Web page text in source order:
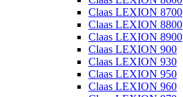
Claas LEXION 8700
Claas LEXION 8800
Claas LEXION 8900
Claas LEXION 900
Claas LEXION 930
Claas LEXION 950
Claas LEXION 960